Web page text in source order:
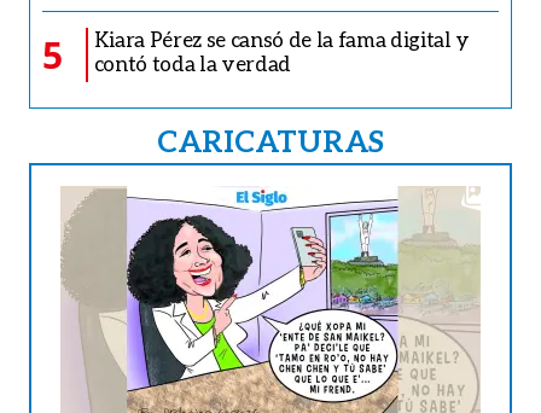
5
Kiara Pérez se cansó de la fama digital y
contó toda la verdad
CARICATURAS